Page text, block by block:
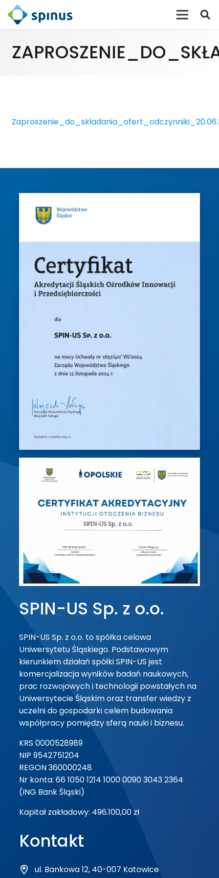
SPIN-US Sp. z o.o.
SPIN-US Sp. z o.o. to spółka celowa
Uniwersytetu Śląskiego. Podstawowym
kierunkiem działań spółki SPIN-US jest
komercjalizacja wyników badań naukowych,
prac rozwojowych i technologii powstałych na
Uniwersytecie Śląskim oraz transfer wiedzy z
uczelni do gospodarki celem budowania
współpracy pomiędzy sferą nauki i biznesu.
KRS 0000528989
NIP 9542751204
REGON 360000248
Nr konta: 66 1050 1214 1000 0090 3043 2364
(ING Bank Śląski)
Kapitał zakładowy: 496.100,00 zł
Kontakt
ul. Bankowa 12, 40-007 Katowice